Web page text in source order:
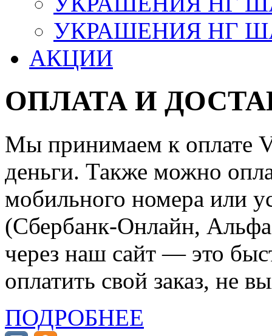
УКРАШЕНИЯ НГ
АКЦИИ
ОПЛАТА И
Мы принимаем к оплате
деньги. Также можно
мобильного номера или
(Сбербанк-Онлайн,
через наш сайт — это
оплатить свой заказ, не
ПОДРОБНЕЕ